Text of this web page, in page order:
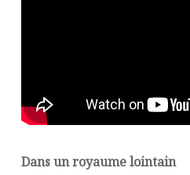
Dans un royaume lointain